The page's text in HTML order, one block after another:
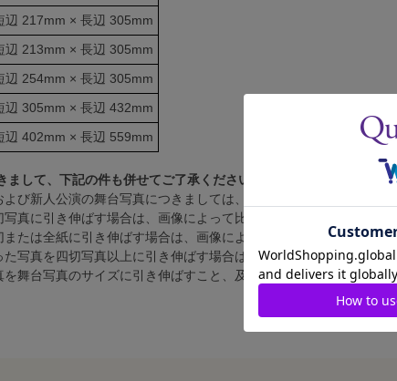
辺 217mm × 長辺 305mm
辺 213mm × 長辺 305mm
辺 254mm × 長辺 305mm
辺 305mm × 長辺 432mm
辺 402mm × 長辺 559mm
まして、下記の件も併せてご了承ください。
び新人公演の舞台写真につきましては、4辺に白フチが入ります。
真に引き伸ばす場合は、画像によって比率の都合上、（1）～（3
たは全紙に引き伸ばす場合は、画像によって比率が異なりますが
写真を四切写真以上に引き伸ばす場合は、白フチ無しの写真とな
舞台写真のサイズに引き伸ばすこと、及び舞台写真をスチール写